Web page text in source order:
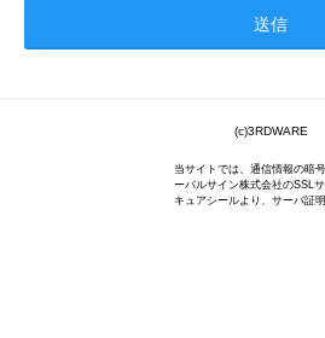
(c)3RDWARE
当サイトでは、通信情報の暗
ーバルサイン株式会社のSSL
キュアシールより、サーバ証